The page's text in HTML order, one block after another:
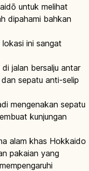
untuk melihat
dipahami bahkan
lokasi ini sangat
jalan bersalju antar
sepatu anti-selip
mengenakan sepatu
kunjungan
alam khas Hokkaido
pakaian yang